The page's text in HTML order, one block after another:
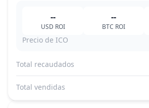
--
USD ROI
--
BTC ROI
Precio de ICO
Total recaudados
Total vendidas